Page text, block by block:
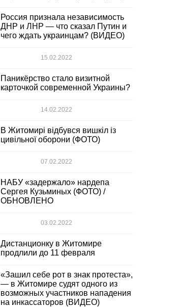
Россия признала независимость
ДНР и ЛНР — что сказал Путин и
чего ждать украинцам? (ВИДЕО)
15.02.2022
Паникёрство стало визитной
карточкой современной Украины?
14.02.2022
В Житомирі відбувся вишкіл із
цивільної оборони (ФОТО)
07.02.2022
НАБУ «задержало» нардепа
Сергея Кузьминых (ФОТО) /
ОБНОВЛЕНО
03.02.2022
Дистанционку в Житомире
продлили до 11 февраля
«Зашил себе рот в знак протеста»,
— в Житомире судят одного из
возможных участников нападения
на инкассаторов (ВИДЕО)